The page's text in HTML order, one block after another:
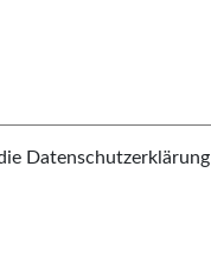
Datenschutzerklärung